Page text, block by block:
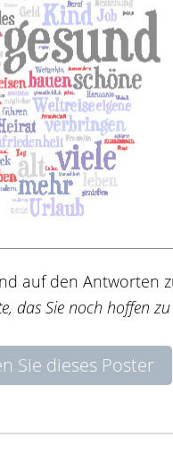
auf den Antworten
das Sie noch hoffen
Sie dieses Poster